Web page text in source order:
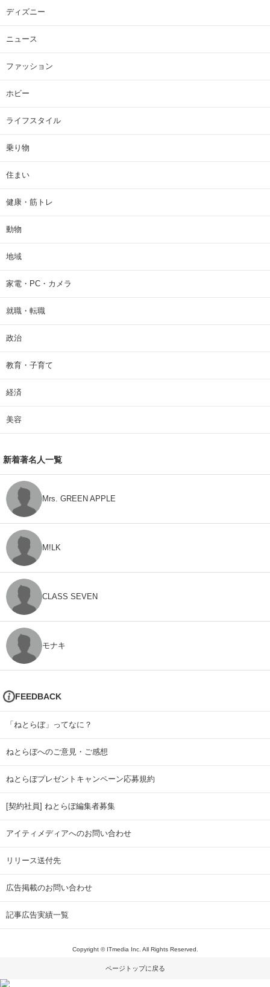
ディズニー
ニュース
ファッション
ホビー
ライフスタイル
乗り物
住まい
健康・筋トレ
動物
地域
家電・PC・カメラ
就職・転職
政治
教育・子育て
経済
美容
新着著名人一覧
Mrs. GREEN APPLE
M!LK
CLASS SEVEN
モナキ
FEEDBACK
「ねとらぼ」ってなに？
ねとらぼへのご意見・ご感想
ねとらぼプレゼントキャンペーン応募規約
[契約社員] ねとらぼ編集者募集
アイティメディアへのお問い合わせ
リリース送付先
広告掲載のお問い合わせ
記事広告実績一覧
Copyright © ITmedia Inc. All Rights Reserved.
ページトップに戻る